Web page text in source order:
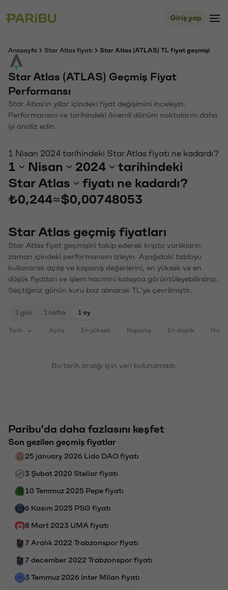
Giriş yap
Anasayfa Star Atlas fiyatı Star Atlas (ATLAS) TL fiyat geçmişi
Star Atlas (ATLAS) Geçmiş Fiyat
Performansı
Star Atlas'ın yıllar içindeki fiyat değişimini inceleyin.
Performansını ve tarihindeki önemli dönüm noktalarını daha
iyi analiz edin.
1 Nisan 2024 tarihindeki Star Atlas fiyatı ne kadardı?
1 Nisan 2024
tarihindeki
Star Atlas
fiyatı ne kadardı?
₺0,244≈$0,00748053
Star Atlas geçmiş fiyatları
Star Atlas fiyat geçmişini takip ederek kripto varlıkların
zaman içindeki performansını izleyin. Aşağıdaki tabloyu
kullanarak açılış ve kapanış değerlerini, en yüksek ve en
düşük fiyatları ve işlem hacmini kolayca görüntüleyebilirsiniz.
Seçtiğiniz günün kuru baz alınarak TL'ye çevrilmiştir.
1 gün 1 hafta 1 ay
Tarih Açılış En yüksek Kapanış En düşük
Bu tarih aralığı için veri bulunamadı.
Paribu'da daha fazlasını keşfet
Son gezilen geçmiş fiyatlar
25 january 2026 Lido DAO fiyatı
3 Şubat 2020 Stellar fiyatı
10 Temmuz 2025 Pepe fiyatı
6 Kasım 2025 PSG fiyatı
8 Mart 2023 UMA fiyatı
7 Aralık 2022 Trabzonspor fiyatı
7 december 2022 Trabzonspor fiyatı
3 Temmuz 2026 Inter Milan fiyatı